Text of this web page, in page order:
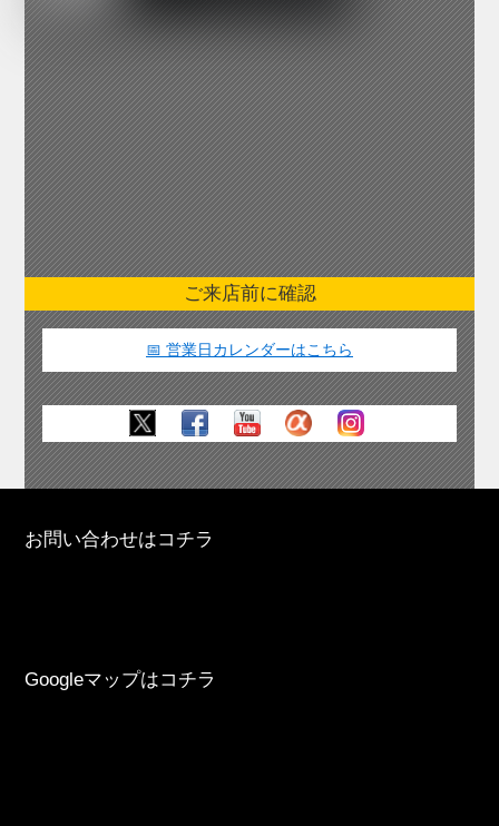
ご来店前に確認
📅 営業日カレンダーはこちら
お問い合わせはコチラ
Googleマップはコチラ